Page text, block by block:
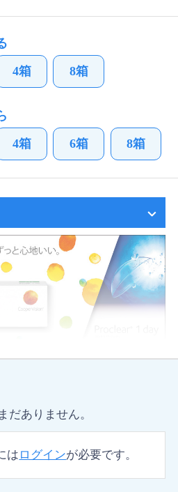
4箱 8箱
4箱 6箱 8箱
だありません。
は ログインが必要です。